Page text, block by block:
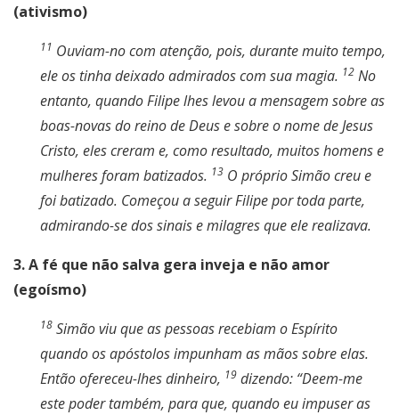
(ativismo)
11 Ouviam-no com atenção, pois, durante muito tempo,
ele os tinha deixado admirados com sua magia. 12 No
entanto, quando Filipe lhes levou a mensagem sobre as
boas-novas do reino de Deus e sobre o nome de Jesus
Cristo, eles creram e, como resultado, muitos homens e
mulheres foram batizados. 13 O próprio Simão creu e
foi batizado. Começou a seguir Filipe por toda parte,
admirando-se dos sinais e milagres que ele realizava.
3. A fé que não salva gera inveja e não amor
(egoísmo)
18 Simão viu que as pessoas recebiam o Espírito
quando os apóstolos impunham as mãos sobre elas.
Então ofereceu-lhes dinheiro, 19 dizendo: “Deem-me
este poder também, para que, quando eu impuser as